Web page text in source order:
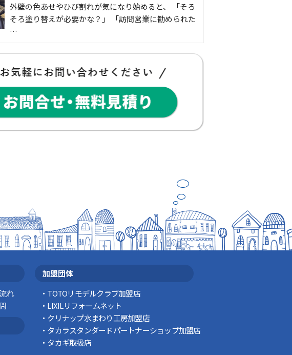
外壁の色あせやひび割れが気になり始めると、 「そろ
そろ塗り替えが必要かな？」 「訪問営業に勧められた
…
なかなか便利な物
こんにちは コゴちゃんです 少し前になりますが購
入して良かった物を ご紹介したいと思 …
スタッフの日常
れ
加盟団体
TOTOリモデルクラブ加盟店
LIXILリフォームネット
クリナップ水まわり工房加盟店
タカラスタンダードパートナーショップ加盟店
タカギ取扱店